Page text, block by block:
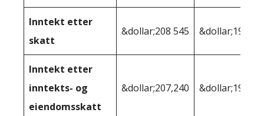
Inntekt etter
skatt
&dollar;208 545
Inntekt etter
inntekts- og
eiendomsskatt
&dollar;207,240 &dollar;190